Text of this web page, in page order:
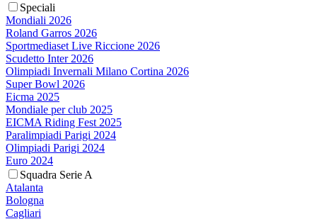
Speciali
Mondiali 2026
Roland Garros 2026
Sportmediaset Live Riccione 2026
Scudetto Inter 2026
Olimpiadi Invernali Milano Cortina 2026
Super Bowl 2026
Eicma 2025
Mondiale per club 2025
EICMA Riding Fest 2025
Paralimpiadi Parigi 2024
Olimpiadi Parigi 2024
Euro 2024
Squadra Serie A
Atalanta
Bologna
Cagliari